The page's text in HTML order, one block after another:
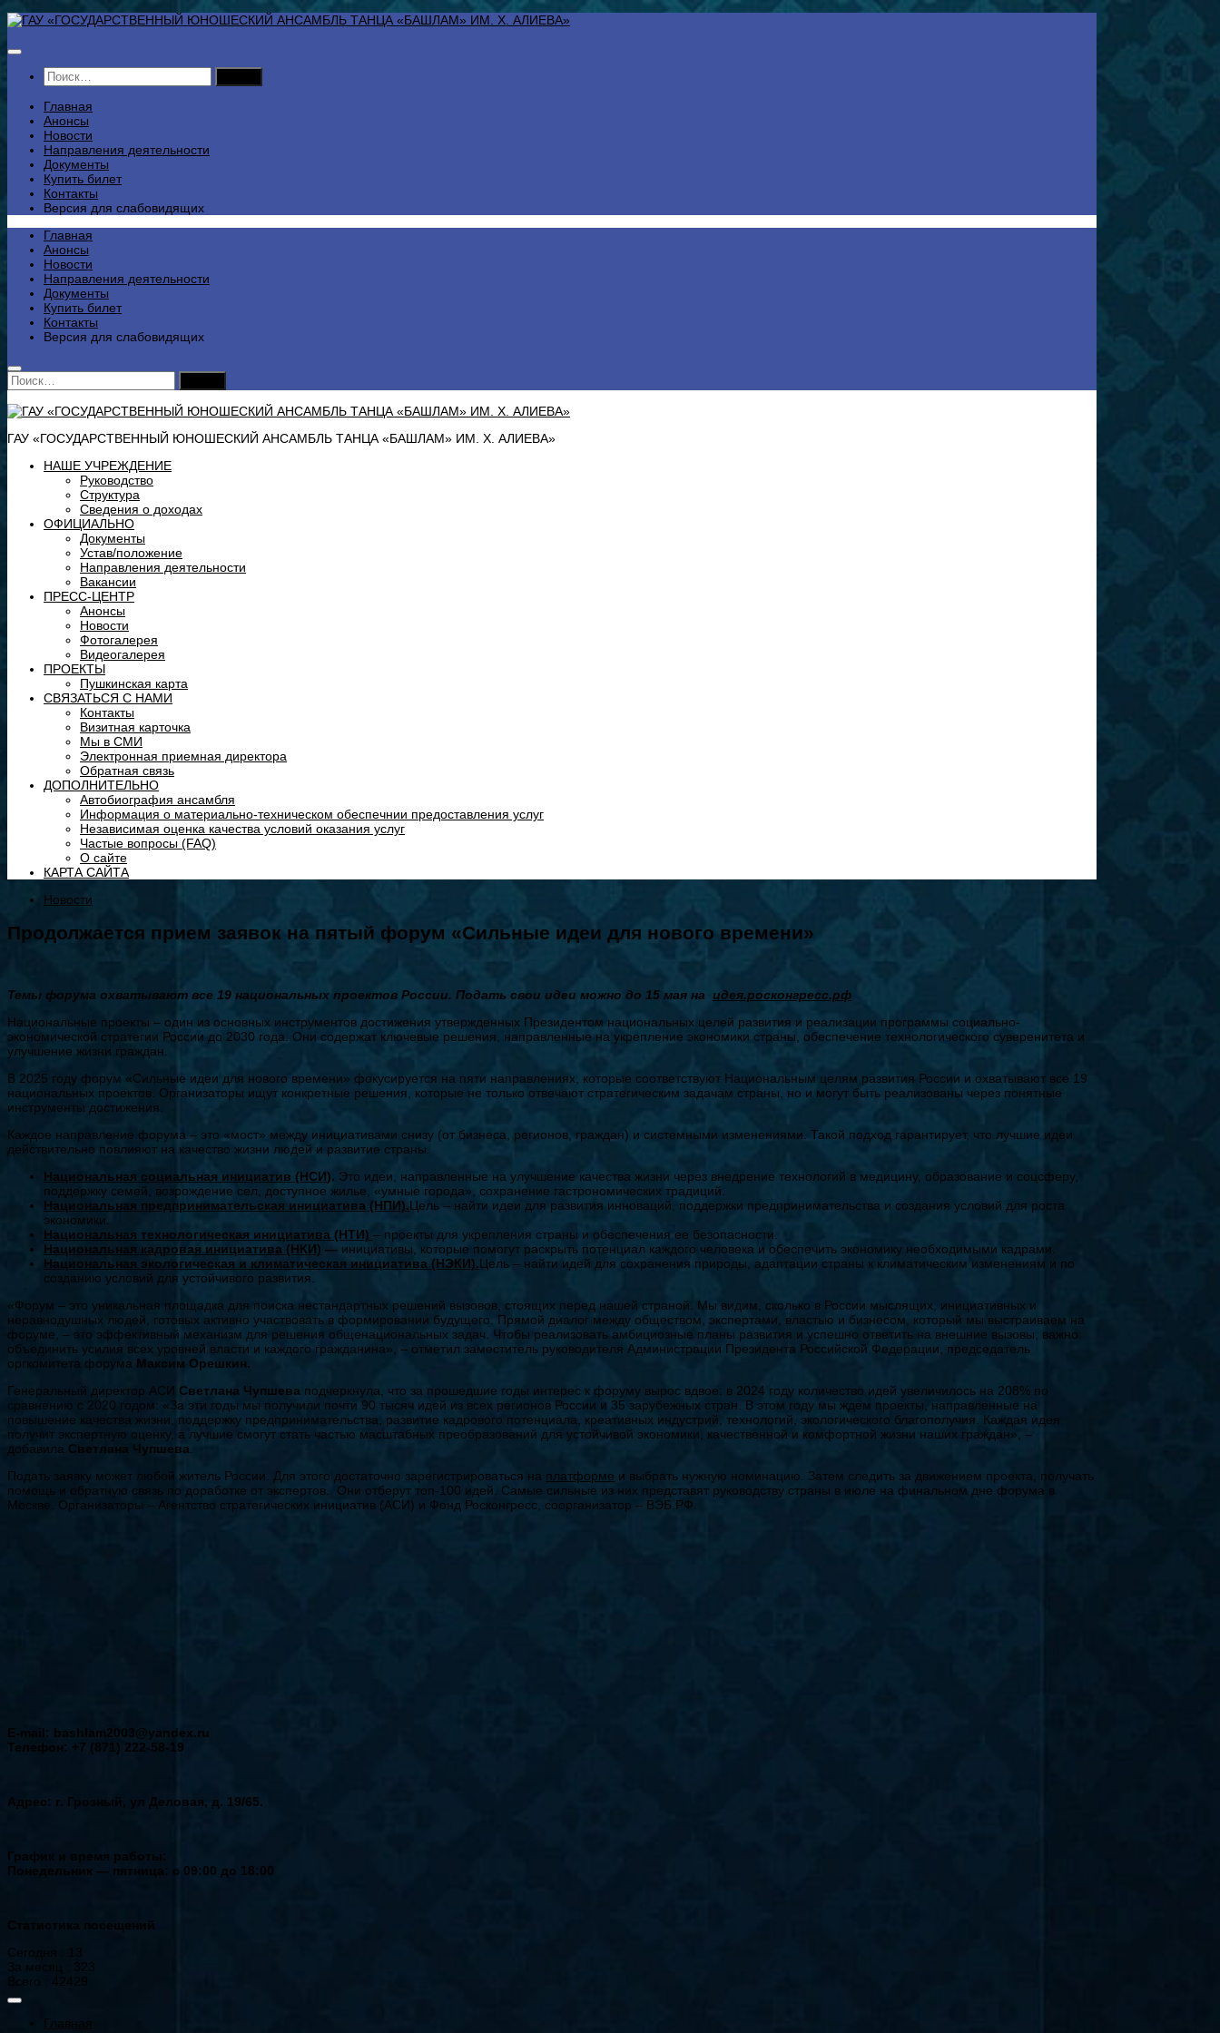
Перейти
содержимому
Найти:
Главная
Анонсы
Новости
Направления деятельности
Документы
Купить билет
Контакты
Версия для слабовидящих
Главная
Анонсы
Новости
Направления деятельности
Документы
Купить билет
Контакты
Версия для слабовидящих
Найти:
ГАУ «ГОСУДАРСТВЕННЫЙ ЮНОШЕСКИЙ АНСАМБЛЬ ТАНЦА «БАШЛАМ» ИМ. Х. АЛИЕВА»
НАШЕ УЧРЕЖДЕНИЕ
Руководство
Структура
Сведения о доходах
ОФИЦИАЛЬНО
Документы
Устав/положение
Направления деятельности
Вакансии
ПРЕСС-ЦЕНТР
Анонсы
Новости
Фотогалерея
Видеогалерея
ПРОЕКТЫ
Пушкинская карта
СВЯЗАТЬСЯ С НАМИ
Контакты
Визитная карточка
Мы в СМИ
Электронная приемная директора
Обратная связь
ДОПОЛНИТЕЛЬНО
Автобиография ансамбля
Информация о материально-техническом обеспечнии предоставления услуг
Независимая оценка качества условий оказания услуг
Частые вопросы (FAQ)
О сайте
КАРТА САЙТА
Новости
Продолжается прием заявок на пятый форум «Сильные идеи для нового времени»
Темы форума охватывают все 19 национальных проектов России. Подать свои идеи можно до 15 мая на идея.росконгресс.рф
Национальные проекты – один из основных инструментов достижения утвержденных Президентом национальных целей развития и реализации программы социально-
экономической стратегии России до 2030 года. Они содержат ключевые решения, направленные на укрепление экономики страны, обеспечение технологического суверенитета и
улучшение жизни граждан.
В 2025 году форум «Сильные идеи для нового времени» фокусируется на пяти направлениях, которые соответствуют Национальным целям развития России и охватывают все 19
национальных проектов. Организаторы ищут конкретные решения, которые не только отвечают стратегическим задачам страны, но и могут быть реализованы через понятные
инструменты достижения.
Каждое направление форума – это «мост» между инициативами снизу (от бизнеса, регионов, граждан) и системными изменениями. Такой подход гарантирует, что лучшие идеи
действительно повлияют на качество жизни людей и развитие страны.
Национальная социальная инициатив (НСИ). Это идеи, направленные на улучшение качества жизни через внедрение технологий в медицину, образование и соцсферу,
поддержку семей, возрождение сел, доступное жилье, «умные города», сохранение гастрономических традиций.
Национальная предпринимательская инициатива (НПИ).Цель – найти идеи для развития инноваций, поддержки предпринимательства и создания условий для роста
экономики.
Национальная технологическая инициатива (НТИ) – проекты для укрепления страны и обеспечения ее безопасности.
Национальная кадровая инициатива (НКИ) — инициативы, которые помогут раскрыть потенциал каждого человека и обеспечить экономику необходимыми кадрами.
Национальная экологическая и климатическая инициатива (НЭКИ).Цель – найти идей для сохранения природы, адаптации страны к климатическим изменениям и по
созданию условий для устойчивого развития.
«Форум – это уникальная площадка для поиска нестандартных решений вызовов, стоящих перед нашей страной. Мы видим, сколько в России мыслящих, инициативных и
неравнодушных людей, готовых активно участвовать в формировании будущего. Прямой диалог между обществом, экспертами, властью и бизнесом, который мы выстраиваем на
форуме, – это эффективный механизм для решения общенациональных задач. Чтобы реализовать амбициозные планы развития и успешно ответить на внешние вызовы, важно
объединить усилия всех уровней власти и каждого гражданина», – отметил заместитель руководителя Администрации Президента Российской Федерации, председатель
оргкомитета форума Максим Орешкин.
Генеральный директор АСИ Светлана Чупшева подчеркнула, что за прошедшие годы интерес к форуму вырос вдвое: в 2024 году количество идей увеличилось на 208% по
сравнению с 2020 годом: «За эти годы мы получили почти 90 тысяч идей из всех регионов России и 35 зарубежных стран. В этом году мы ждем проекты, направленные на
повышение качества жизни, поддержку предпринимательства, развитие кадрового потенциала, креативных индустрий, технологий, экологического благополучия. Каждая идея
получит экспертную оценку, а лучшие смогут стать частью масштабных преобразований для устойчивой экономики, качественной и комфортной жизни наших граждан», –
добавила Светлана Чупшева.
Подать заявку может любой житель России. Для этого достаточно зарегистрироваться на платформе и выбрать нужную номинацию. Затем следить за движением проекта, получать
помощь и обратную связь по доработке от экспертов. Они отберут топ-100 идей. Самые сильные из них представят руководству страны в июле на финальном дне форума в
Москве. Организаторы – Агентство стратегических инициатив (АСИ) и Фонд Росконгресс, соорганизатор – ВЭБ.РФ.
E-mail: bashlam2003@yandex.ru
Телефон: +7 (871) 222-58-19
Адрес: г. Грозный, ул Деловая, д. 19/65.
График и время работы:
Понедельник — пятница: с 09:00 до 18:00
Статистика посещений
Сегодня : 13
За месяц : 323
Всего : 42429
Главная